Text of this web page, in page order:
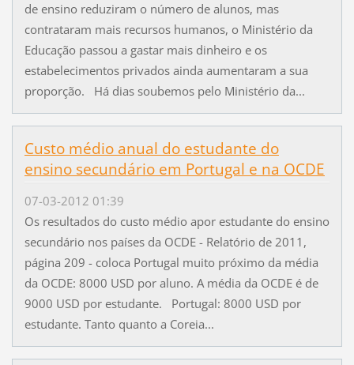
de ensino reduziram o número de alunos, mas
contrataram mais recursos humanos, o Ministério da
Educação passou a gastar mais dinheiro e os
estabelecimentos privados ainda aumentaram a sua
proporção. Há dias soubemos pelo Ministério da...
Custo médio anual do estudante do
ensino secundário em Portugal e na OCDE
07-03-2012 01:39
Os resultados do custo médio apor estudante do ensino
secundário nos países da OCDE - Relatório de 2011,
página 209 - coloca Portugal muito próximo da média
da OCDE: 8000 USD por aluno. A média da OCDE é de
9000 USD por estudante. Portugal: 8000 USD por
estudante. Tanto quanto a Coreia...